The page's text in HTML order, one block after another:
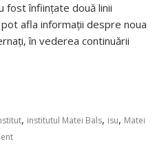
fost înființate două linii
afla informații despre noua
în vederea continuării
, institutul Matei Bals, isu, Matei